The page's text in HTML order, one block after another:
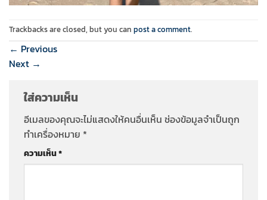
Trackbacks are closed, but you can post a comment.
← Previous
Next →
ใส่ความเห็น
อีเมลของคุณจะไม่แสดงให้คนอื่นเห็น ช่องข้อมูลจำเป็นถูก
ทำเครื่องหมาย *
ความเห็น*